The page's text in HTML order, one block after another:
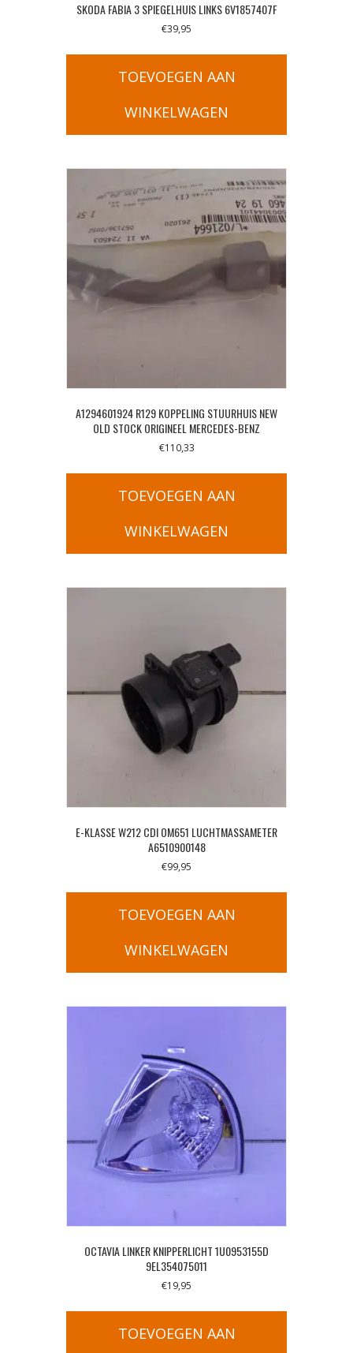
SKODA FABIA 3 SPIEGELHUIS LINKS 6V1857407F
€39,95
TOEVOEGEN AAN
WINKELWAGEN
A1294601924 R129 KOPPELING STUURHUIS NEW
OLD STOCK ORIGINEEL MERCEDES-BENZ
€110,33
TOEVOEGEN AAN
WINKELWAGEN
E-KLASSE W212 CDI OM651 LUCHTMASSAMETER
A6510900148
€99,95
TOEVOEGEN AAN
WINKELWAGEN
OCTAVIA LINKER KNIPPERLICHT 1U0953155D
9EL354075011
€19,95
TOEVOEGEN AAN